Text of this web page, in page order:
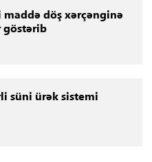
döş xərçənginə
göstərib
süni ürək sistemi